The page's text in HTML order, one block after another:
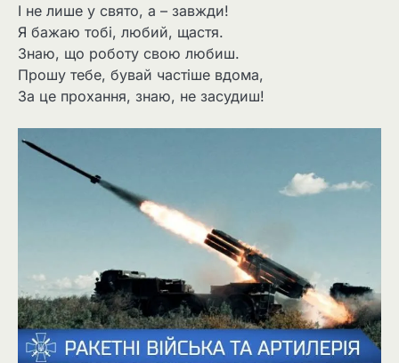
І не лише у свято, а – завжди!
Я бажаю тобі, любий, щастя.
Знаю, що роботу свою любиш.
Прошу тебе, бувай частіше вдома,
За це прохання, знаю, не засудиш!